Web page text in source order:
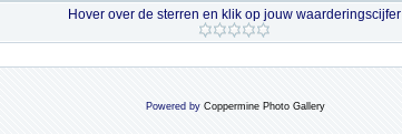
Hover over de sterren en klik op jouw waarderingscijfer
Powered by Coppermine Photo Gallery